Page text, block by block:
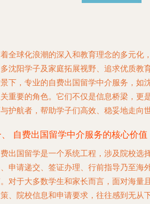
全球化浪潮的深入和教育理念的多元化
沈阳学子及家庭拓展视野、追求优质教
下，专业的自费出国留学中介服务，如
重要的角色。它们不仅是信息桥梁，更
护航者，帮助学子们高效、稳妥地走向
自费出国留学中介服务的核心价值
出国留学是一个系统工程，涉及院校选
申请递交、签证办理、行前指导乃至海
对于大多数学生和家长而言，面对海量
、院校信息和申请要求，往往感到无从